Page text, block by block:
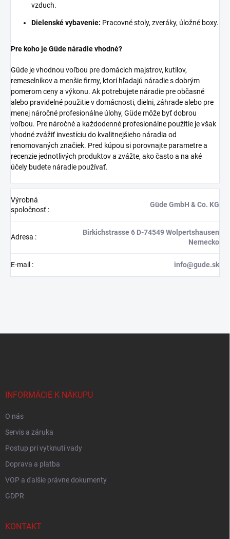
vzduch.
Dielenské vybavenie: Pracovné stoly, zveráky, úložné boxy.
Pre koho je Güde náradie vhodné?
Güde je vhodnou voľbou pre domácich majstrov, kutilov,
remeselníkov a menšie firmy, ktorí hľadajú náradie s dobrým
pomerom ceny a výkonu. Ak potrebujete náradie pre občasné
alebo pravidelné použitie v domácnosti, dielni, záhrade alebo pre
menej náročné profesionálne úlohy, Güde môže byť dobrou
voľbou. Pre náročné a každodenné profesionálne použitie je však
vhodné zvážiť investíciu do kvalitnejšieho náradia od
renomovaných značiek. Pred kúpou si porovnajte parametre a
recenzie jednotlivých produktov a zvážte, ako často a na aké
účely budete náradie používať.
Výrobná
spoločnosť:
Güde GmbH & Co. KG
Adresa :
Birkichstrasse 6 D-74549 Wolpertshausen
Nemecko
E-mail : info@gude.sk
INFORMÁCIE K NÁKUPU
O nás
Servis a záruka
Postup pri vytknutí vady
Doprava a platba
VOP a ďalšie právne dokumenty
GDPR
KONTAKT